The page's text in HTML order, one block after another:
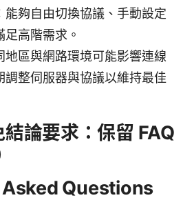
能夠自由切換協議、手動設定
足高階需求。
地區與網路環境可能影響連線
調整伺服器與協議以維持最佳
論要求：保留 FAQ
Questions